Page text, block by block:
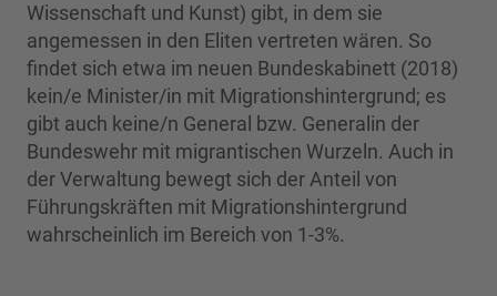
Wissenschaft und Kunst) gibt, in dem sie
angemessen in den Eliten vertreten wären. So
findet sich etwa im neuen Bundeskabinett (2018)
kein/e Minister/in mit Migrationshintergrund; es
gibt auch keine/n General bzw. Generalin der
Bundeswehr mit migrantischen Wurzeln. Auch in
der Verwaltung bewegt sich der Anteil von
Führungskräften mit Migrationshintergrund
wahrscheinlich im Bereich von 1-3%.